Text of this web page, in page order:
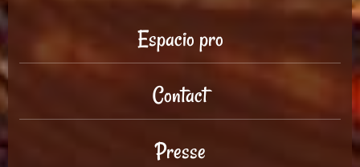
Espacio pro
Contact
Presse